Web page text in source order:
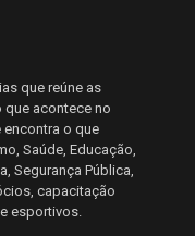
que reúne as
acontece no
encontra o que
Saúde, Educação,
Segurança Pública,
capacitação
esportivos.